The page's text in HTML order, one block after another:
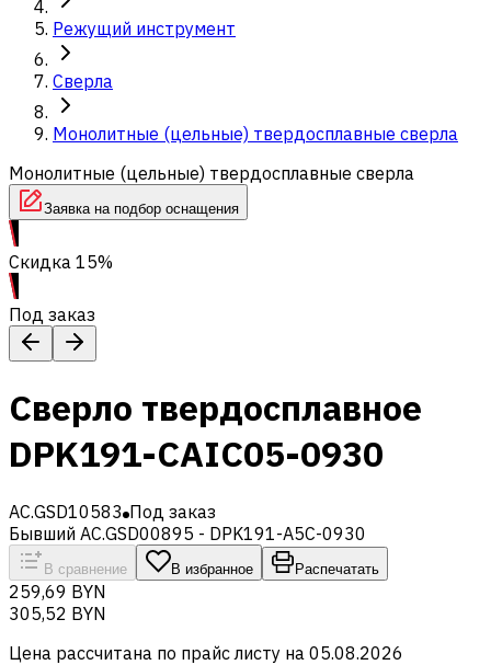
Режущий инструмент
Сверла
Монолитные (цельные) твердосплавные сверла
Монолитные (цельные) твердосплавные сверла
Заявка на подбор оснащения
Скидка 15%
Под заказ
Сверло твердосплавное
DPK191-CAIC05-0930
AC.GSD10583 Под заказ
Бывший AC.GSD00895 - DPK191-A5C-0930
В сравнение В избранное Распечатать
259,69 BYN
305,52 BYN
Цена рассчитана по прайс листу на 05.08.2026